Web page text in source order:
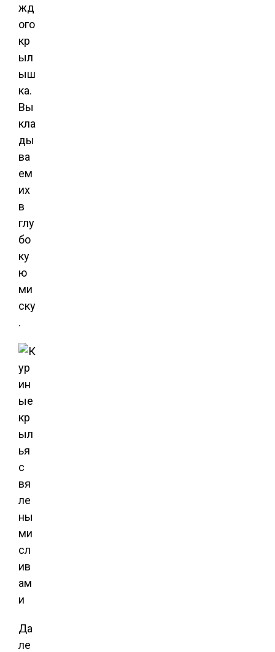
жд
ого
кр
ыл
ыш
ка.
Вы
кла
ды
ва
ем
их
в
глу
бо
ку
ю
ми
ску
.
Да
ле